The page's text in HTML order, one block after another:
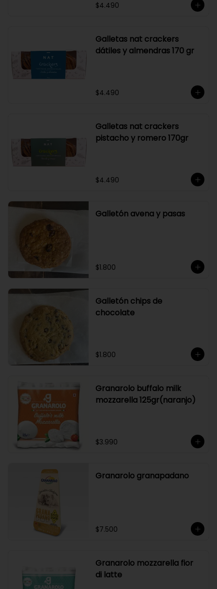
$4.490
Galletas nat crackers
dátiles y almendras 170 gr
$4.490
Galletas nat crackers
pistacho y romero 170gr
$4.490
Galletón avena y pasas
$1.800
Galletón chips de
chocolate
$1.800
Granarolo buffalo milk
mozzarella 125gr(naranjo)
$3.990
Granarolo granapadano
$7.500
Granarolo mozzarella fior
di latte